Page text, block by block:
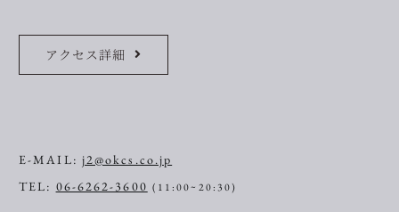
アクセス詳細
E-MAIL: j2@okcs.co.jp
TEL: 06-6262-3600 (11:00~20:30)